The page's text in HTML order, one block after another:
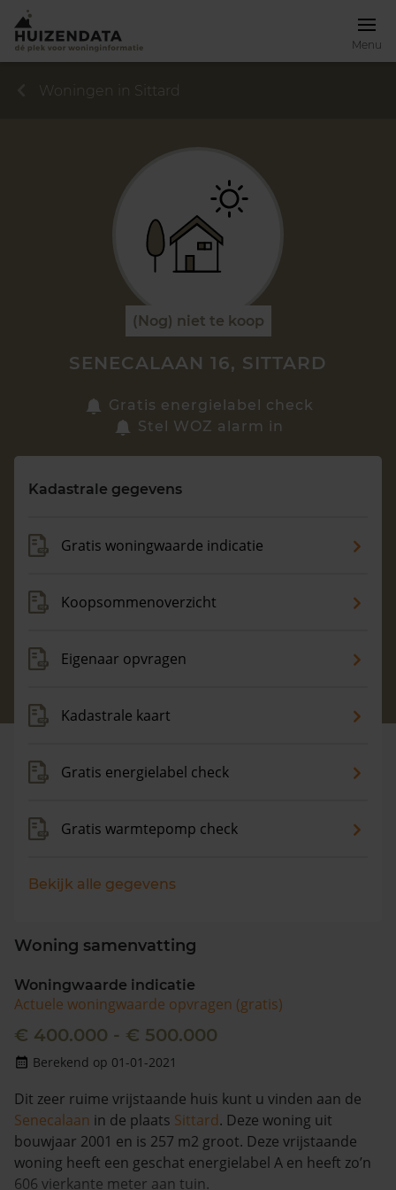
Menu
Zoek een woning
Maandag t/m vrijdag - 08:00 -18:00
Woningen in Sittard
(Nog) niet te koop
SENECALAAN 16, SITTARD
Gratis energielabel check
Stel WOZ alarm in
Kadastrale gegevens
Gratis woningwaarde indicatie
Koopsommenoverzicht
Eigenaar opvragen
Kadastrale kaart
Gratis energielabel check
Gratis warmtepomp check
Bekijk alle gegevens
Woning samenvatting
Woningwaarde indicatie
Actuele woningwaarde opvragen (gratis)
€ 400.000 - € 500.000
Berekend op 01-01-2021
Dit zeer ruime vrijstaande huis kunt u vinden aan de
Senecalaan in de plaats Sittard. Deze woning uit
bouwjaar 2001 en is 257 m2 groot. Deze vrijstaande
woning heeft een geschat energielabel A en heeft zo’n
606 vierkante meter aan tuin.